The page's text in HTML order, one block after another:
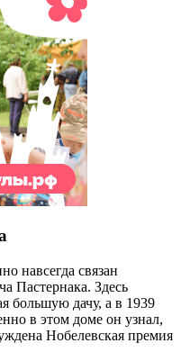
навсегда связан
Пастернака. Здесь
большую дачу, а в 1939
в этом доме он узнал,
Нобелевская премия